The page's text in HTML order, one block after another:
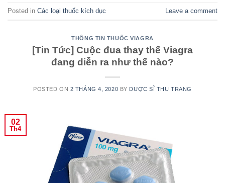
Posted in Các loại thuốc kích dục Leave a comment
THÔNG TIN THUỐC VIAGRA
[Tin Tức] Cuộc đua thay thế Viagra
đang diễn ra như thế nào?
POSTED ON 2 THÁNG 4, 2020 BY DƯỢC SĨ THU TRANG
02
Th4